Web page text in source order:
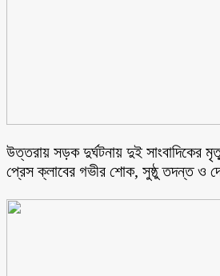
উত্তরায় সড়ক দুর্ঘটনায় দুই সাংবাদিকের
প্রেস ক্লাবের গভীর শোক, সুষ্ঠু তদন্ত ও